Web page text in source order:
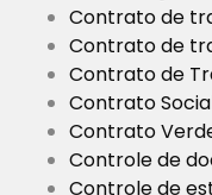
Contrato de
Contrato de
Contrato de
Contrato
Contrato
Controle de
Controle de